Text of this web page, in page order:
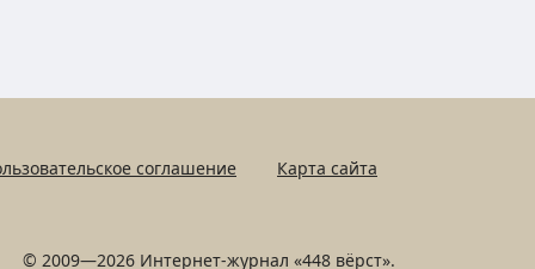
соглашение Карта сайта
© 2009—2026 Интернет-журнал «448 вёрст».